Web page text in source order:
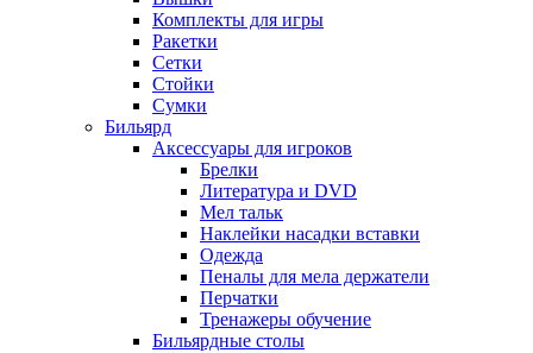
Комплекты для игры
Ракетки
Сетки
Стойки
Сумки
Бильярд
Аксессуары для игроков
Брелки
Литература и DVD
Мел тальк
Наклейки насадки вставки
Одежда
Пеналы для мела держатели
Перчатки
Тренажеры обучение
Бильярдные столы